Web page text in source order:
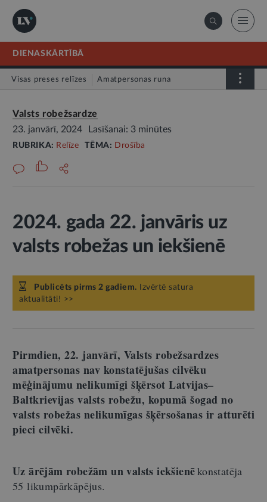
DIENASKĀRTĪBĀ
Visas preses relīzes Amatpersonas runa
Valsts robežsardze
23. janvārī, 2024
Lasīšanai: 3 minūtes
RUBRIKA: Relīze TĒMA: Drošība
2024. gada 22. janvāris uz
valsts robežas un iekšienē
Publicēts pirms 2 gadiem. Izvērtē satura
aktualitāti! >>
Pirmdien, 22. janvārī, Valsts robežsardzes
amatpersonas nav konstatējušas cilvēku
mēģinājumu nelikumīgi šķērsot Latvijas–
Baltkrievijas valsts robežu, kopumā šogad no
valsts robežas nelikumīgas šķērsošanas ir atturēti
pieci cilvēki.
Uz ārējām robežām un valsts iekšienēkonstatēja
55 likumpārkāpējus.